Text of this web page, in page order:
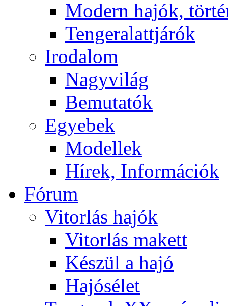
Modern hajók,
Tengeralattjárók
Irodalom
Nagyvilág
Bemutatók
Egyebek
Modellek
Hírek, Információk
Fórum
Vitorlás hajók
Vitorlás makett
Készül a hajó
Hajósélet